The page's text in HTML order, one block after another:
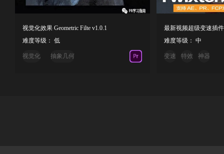
视觉化效果 Geometric Filte v1.0.1
难度等级： 低
视觉化 抽象几何
难度等级： 中
变速 特效 神器